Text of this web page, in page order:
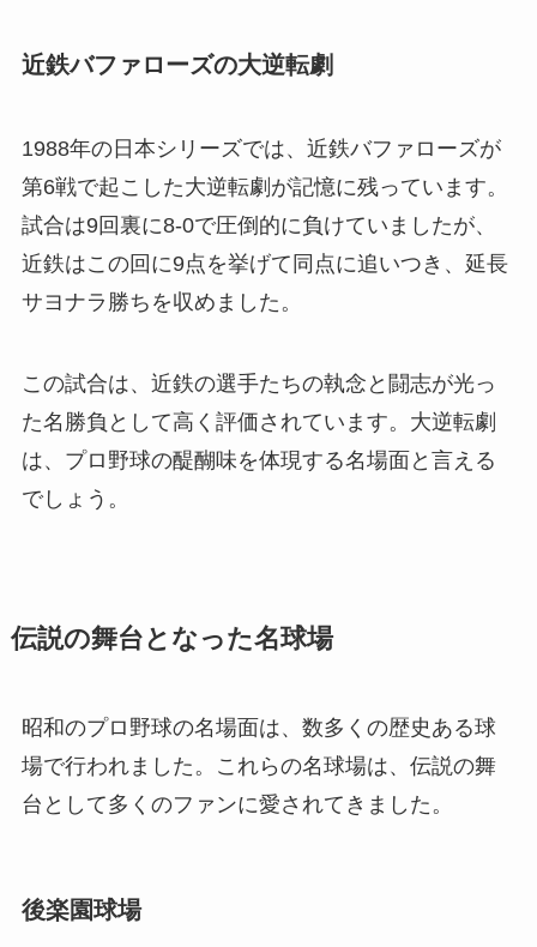
近鉄バファローズの大逆転劇
1988年の日本シリーズでは、近鉄バファローズが
第6戦で起こした大逆転劇が記憶に残っています。
試合は9回裏に8-0で圧倒的に負けていましたが、
近鉄はこの回に9点を挙げて同点に追いつき、延長
サヨナラ勝ちを収めました。
この試合は、近鉄の選手たちの執念と闘志が光っ
た名勝負として高く評価されています。大逆転劇
は、プロ野球の醍醐味を体現する名場面と言える
でしょう。
伝説の舞台となった名球場
昭和のプロ野球の名場面は、数多くの歴史ある球
場で行われました。これらの名球場は、伝説の舞
台として多くのファンに愛されてきました。
後楽園球場